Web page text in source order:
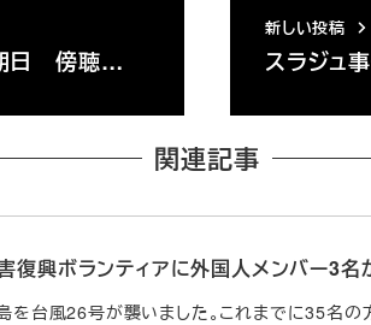
期日 傍聴…
新しい投稿
スラジュ
関連記事
興ボランティアに外国人メンバー3名
台風26号が襲いました。これまでに35名